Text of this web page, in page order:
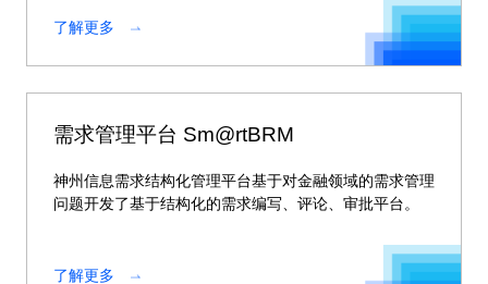
了解更多
需求管理平台 Sm@rtBRM
神州信息需求结构化管理平台基于对金融领域的需求管理
问题开发了基于结构化的需求编写、评论、审批平台。
了解更多